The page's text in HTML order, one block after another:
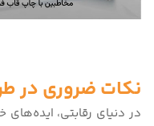
نکات ضروری در
در دنیای رقابتی،